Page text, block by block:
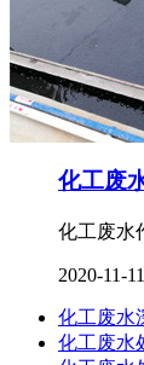
化工废
化工废水
2020-11-11
化工废水
化工废水